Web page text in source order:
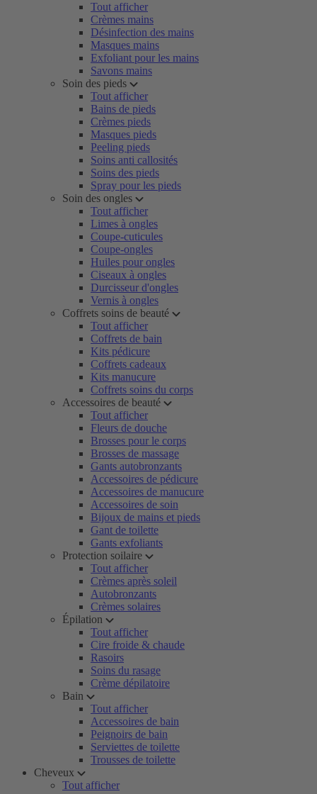
Tout afficher
Crèmes mains
Désinfection des mains
Masques mains
Exfoliant pour les mains
Savons mains
Soin des pieds
Tout afficher
Bains de pieds
Crèmes pieds
Masques pieds
Peeling pieds
Soins anti callosités
Soins des pieds
Spray pour les pieds
Soin des ongles
Tout afficher
Limes à ongles
Coupe-cuticules
Coupe-ongles
Huiles pour ongles
Ciseaux à ongles
Durcisseur d'ongles
Vernis à ongles
Coffrets soins de beauté
Tout afficher
Coffrets de bain
Kits pédicure
Coffrets cadeaux
Kits manucure
Coffrets soins du corps
Accessoires de beauté
Tout afficher
Fleurs de douche
Brosses pour le corps
Brosses de massage
Gants autobronzants
Accessoires de pédicure
Accessoires de manucure
Accessoires de soin
Bijoux de mains et pieds
Gant de toilette
Gants exfoliants
Protection soilaire
Tout afficher
Crèmes après soleil
Autobronzants
Crèmes solaires
Épilation
Tout afficher
Cire froide & chaude
Rasoirs
Soins du rasage
Crème dépilatoire
Bain
Tout afficher
Accessoires de bain
Peignoirs de bain
Serviettes de toilette
Trousses de toilette
Cheveux
Tout afficher